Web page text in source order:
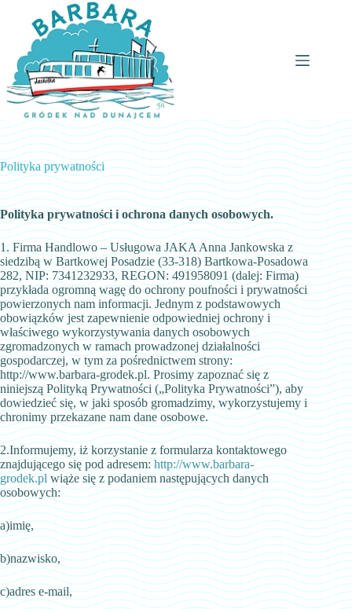
Polityka prywatności
Polityka prywatności i ochrona danych osobowych.
1. Firma Handlowo – Usługowa JAKA Anna Jankowska z
siedzibą w Bartkowej Posadzie (33-318) Bartkowa-Posadowa
282, NIP: 7341232933, REGON: 491958091 (dalej: Firma)
przykłada ogromną wagę do ochrony poufności i prywatności
powierzonych nam informacji. Jednym z podstawowych
obowiązków jest zapewnienie odpowiedniej ochrony i
właściwego wykorzystywania danych osobowych
zgromadzonych w ramach prowadzonej działalności
gospodarczej, w tym za pośrednictwem strony:
http://www.barbara-grodek.pl. Prosimy zapoznać się z
niniejszą Polityką Prywatności („Polityka Prywatności”), aby
dowiedzieć się, w jaki sposób gromadzimy, wykorzystujemy i
chronimy przekazane nam dane osobowe.
2.Informujemy, iż korzystanie z formularza kontaktowego
znajdującego się pod adresem: http://www.barbara-
grodek.pl wiąże się z podaniem następujących danych
osobowych:
a)imię,
b)nazwisko,
c)adres e-mail,